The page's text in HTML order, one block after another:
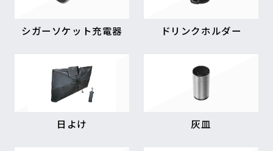
シガーソケット充電器 ドリンクホルダー
日よけ 灰皿